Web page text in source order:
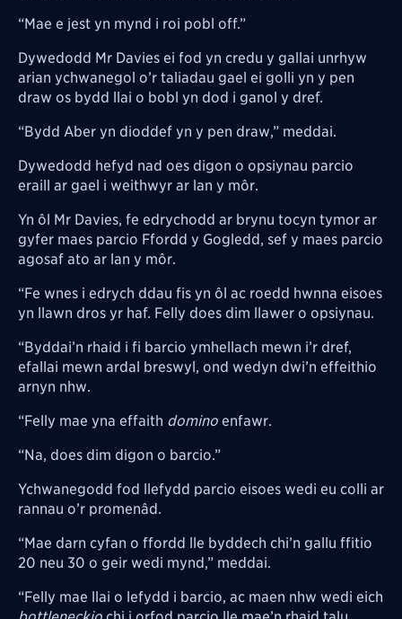
“Mae e jest yn mynd i roi pobl off.”
Dywedodd Mr Davies ei fod yn credu y gallai unrhyw
arian ychwanegol o’r taliadau gael ei golli yn y pen
draw os bydd llai o bobl yn dod i ganol y dref.
“Bydd Aber yn dioddef yn y pen draw,” meddai.
Dywedodd hefyd nad oes digon o opsiynau parcio
eraill ar gael i weithwyr ar lan y môr.
Yn ôl Mr Davies, fe edrychodd ar brynu tocyn tymor ar
gyfer maes parcio Ffordd y Gogledd, sef y maes parcio
agosaf ato ar lan y môr.
“Fe wnes i edrych ddau fis yn ôl ac roedd hwnna eisoes
yn llawn dros yr haf. Felly does dim llawer o opsiynau.
“Byddai’n rhaid i fi barcio ymhellach mewn i’r dref,
efallai mewn ardal breswyl, ond wedyn dwi’n effeithio
arnyn nhw.
“Felly mae yna effaith domino enfawr.
“Na, does dim digon o barcio.”
Ychwanegodd fod llefydd parcio eisoes wedi eu colli ar
rannau o’r promenâd.
“Mae darn cyfan o ffordd lle byddech chi’n gallu ffitio
20 neu 30 o geir wedi mynd,” meddai.
“Felly mae llai o lefydd i barcio, ac maen nhw wedi eich